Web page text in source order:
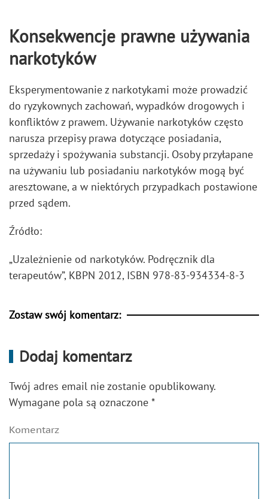
Konsekwencje prawne używania
narkotyków
Eksperymentowanie z narkotykami może prowadzić
do ryzykownych zachowań, wypadków drogowych i
konfliktów z prawem. Używanie narkotyków często
narusza przepisy prawa dotyczące posiadania,
sprzedaży i spożywania substancji. Osoby przyłapane
na używaniu lub posiadaniu narkotyków mogą być
aresztowane, a w niektórych przypadkach postawione
przed sądem.
Źródło:
„Uzależnienie od narkotyków. Podręcznik dla
terapeutów”, KBPN 2012, ISBN 978-83-934334-8-3
Zostaw swój komentarz:
Dodaj komentarz
Twój adres email nie zostanie opublikowany.
Wymagane pola są oznaczone *
Komentarz